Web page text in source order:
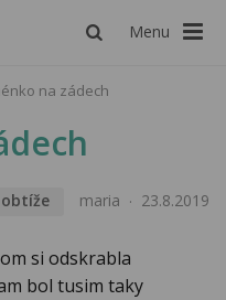
Menu
na zádech
maria 23.8.2019
si odskrabla
bol tusim taky